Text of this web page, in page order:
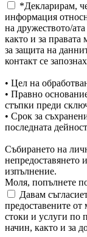
*Декларирам,
информация
на дружеството/
както и за правата
за защита на
контакт се
• Цел на
• Правно
стъпки преди
• Срок за
последната
Събирането на
непредоставянето
изпълнение.
Моля, попълнете
Давам
предоставените
стоки и услуги по
начин, както и за